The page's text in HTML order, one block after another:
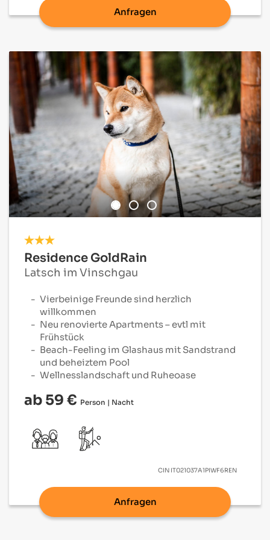
Anfragen
Residence GoldRain
Latsch im Vinschgau
Vierbeinige Freunde sind herzlich
willkommen
Neu renovierte Apartments – evtl mit
Frühstück
Beach-Feeling im Glashaus mit Sandstrand
und beheiztem Pool
Wellnesslandschaftund Ruheoase
ab 59 € Person | Nacht
CIN IT021037A1PIWF6REN
Anfragen